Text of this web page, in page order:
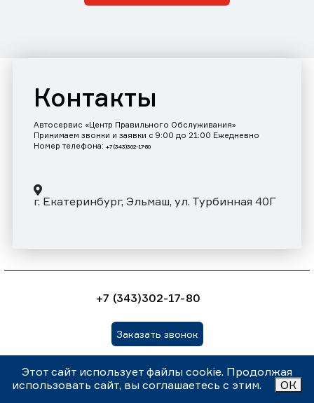
Контакты
Автосервис «Центр Правильного Обслуживания»
Принимаем звонки и заявки с 9:00 до 21:00 Ежедневно
Номер телефона: +7 (343)302-17-80
г. Екатеринбург, Эльмаш, ул. Турбинная 40Г
+7 (343)302-17-80
Заказать звонок
Внимание! Данный сайт носит информационный характер и
ни при каких условиях не является публичной офертой,
Этот сайт использует файлы cookie. Продолжая
использовать сайт, вы соглашаетесь с этим.
ОК